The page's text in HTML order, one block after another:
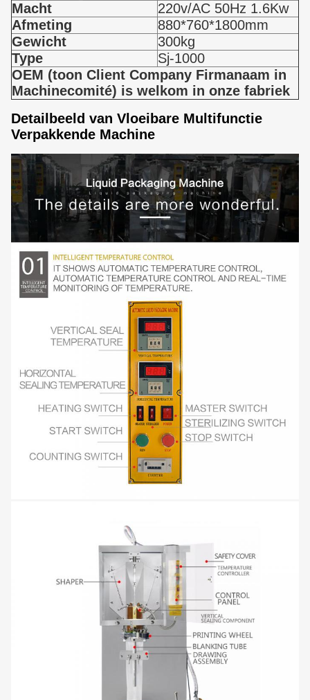
Macht
220v/AC 50Hz 1.6Kw
Afmeting
880*760*1800mm
Gewicht
300kg
Type
Sj-1000
OEM (toon Client Company Firmanaam in
Machinecomité) is welkom in onze fabriek
Detailbeeld van Vloeibare Multifunctie
Verpakkende Machine